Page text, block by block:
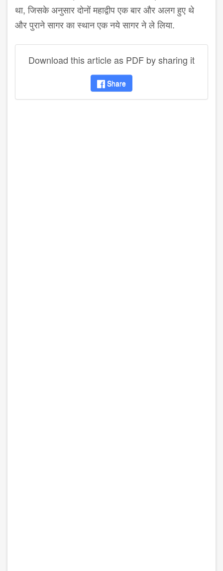
था, जिसके अनुसार दोनों महाद्वीप एक बार और अलग हुए थे
और पुराने सागर का स्थान एक नये सागर ने ले लिया.
Download this article as PDF by sharing it
Share